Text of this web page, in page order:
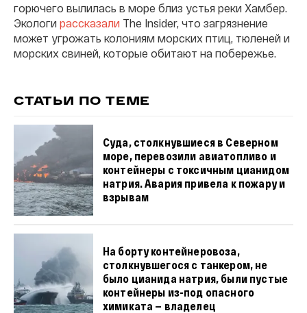
горючего вылилась в море близ устья реки Хамбер.
Экологи рассказали The Insider, что загрязнение
может угрожать колониям морских птиц, тюленей и
морских свиней, которые обитают на побережье.
СТАТЬИ ПО ТЕМЕ
Суда, столкнувшиеся в Северном
море, перевозили авиатопливо и
контейнеры с токсичным цианидом
натрия. Авария привела к пожару и
взрывам
На борту контейнеровоза,
столкнувшегося с танкером, не
было цианида натрия, были пустые
контейнеры из-под опасного
химиката — владелец